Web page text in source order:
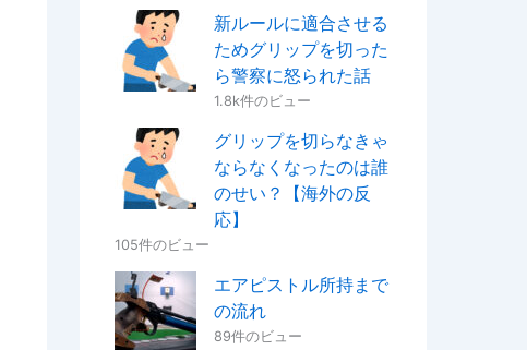
新ルールに適合させる
ためグリップを切った
ら警察に怒られた話
1.8k件のビュー
グリップを切らなきゃ
ならなくなったのは誰
のせい？【海外の反
応】
105件のビュー
エアピストル所持まで
の流れ
89件のビュー